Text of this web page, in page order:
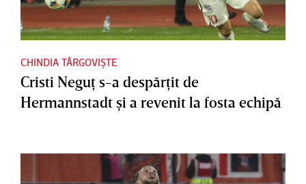
CHINDIA TÂRGOVIȘTE
Cristi Neguţ s-a despărţit de
Hermannstadt şi a revenit la fosta echipă